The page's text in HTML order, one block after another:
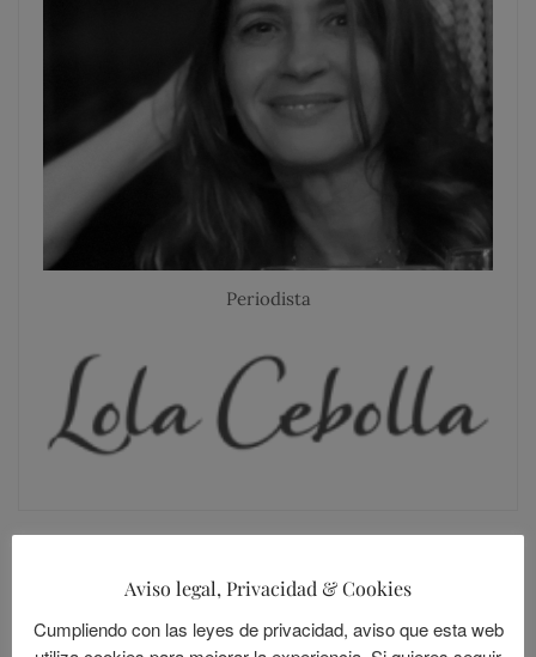
Periodista
Aviso legal, Privacidad & Cookies
Cumpliendo con las leyes de privacidad, aviso que esta web